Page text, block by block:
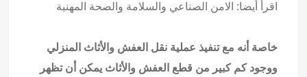
اقرأ أيضا: الامن الصناعي والسلامة والصحة المهنية
خاصة أنه مع تنفيذ عملية نقل العفش والأثاث المنزلي
ووجود كم كبير من قطع العفش والأثاث يمكن أن تظهر